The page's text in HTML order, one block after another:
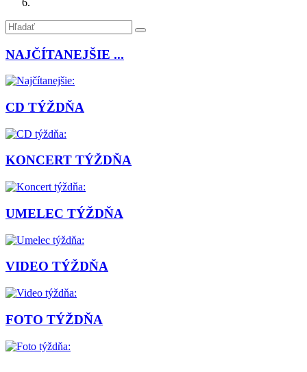
NAJČÍTANEJŠIE ...
CD TÝŽDŇA
KONCERT TÝŽDŇA
UMELEC TÝŽDŇA
VIDEO TÝŽDŇA
FOTO TÝŽDŇA